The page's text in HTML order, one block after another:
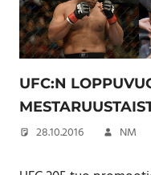
UFC:N
28.10.2016 NM